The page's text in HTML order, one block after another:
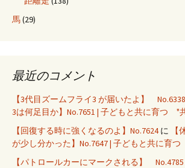
馬(29)
最近のコメント
【3代目ズームフライ3 が届いたよ】 No.6338
3は何足目か】No.7651 | 子どもと共に育つ "
【回復する時に強くなるのよ】No.7624に
が少し分かった】No.7647 | 子どもと共に育
【パトロールカーにマークされる】 No.4785